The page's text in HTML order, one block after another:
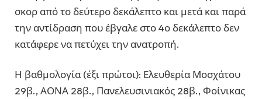
σκορ από το δεύτερο δεκάλεπτο και μετά και παρά
την αντίδραση που έβγαλε στο 4ο δεκάλεπτο δεν
κατάφερε να πετύχει την ανατροπή.
Η βαθμολογία (έξι πρώτοι): Ελευθερία Μοσχάτου
29β., ΑΟΝΑ 28β., Πανελευσινιακός 28β., Φοίνικας